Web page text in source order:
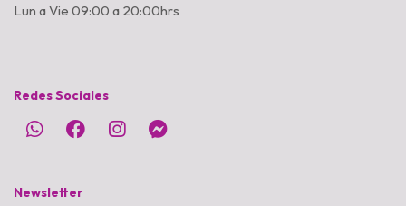
Lun a Vie 09:00 a 20:00hrs
Redes Sociales
Newsletter